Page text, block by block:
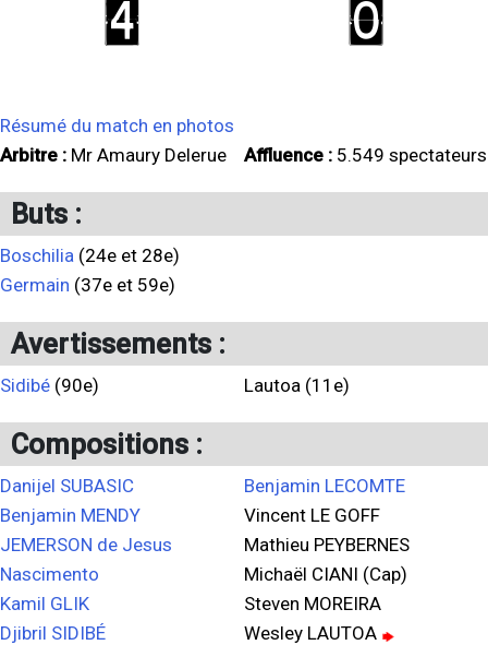
4 0
Résumé du match en photos
Arbitre : Mr Amaury Delerue Affluence : 5.549 spectateurs
Buts :
Boschilia (24e et 28e)
Germain (37e et 59e)
Avertissements :
Sidibé (90e) Lautoa (11e)
Compositions :
Danijel SUBASIC
Benjamin MENDY
JEMERSON de Jesus
Nascimento
Kamil GLIK
Djibril SIDIBÉ
Benjamin LECOMTE
Vincent LE GOFF
Mathieu PEYBERNES
Michaël CIANI (Cap)
Steven MOREIRA
Wesley LAUTOA